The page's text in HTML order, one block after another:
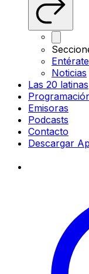
Entérate
Noticias
Las 20 latinas
Emisoras
Podcasts
Contacto
Descargar